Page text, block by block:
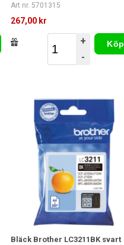
Art nr. 5701315
267,00 kr
+
-
Köp
Bläck Brother LC3211BK svart